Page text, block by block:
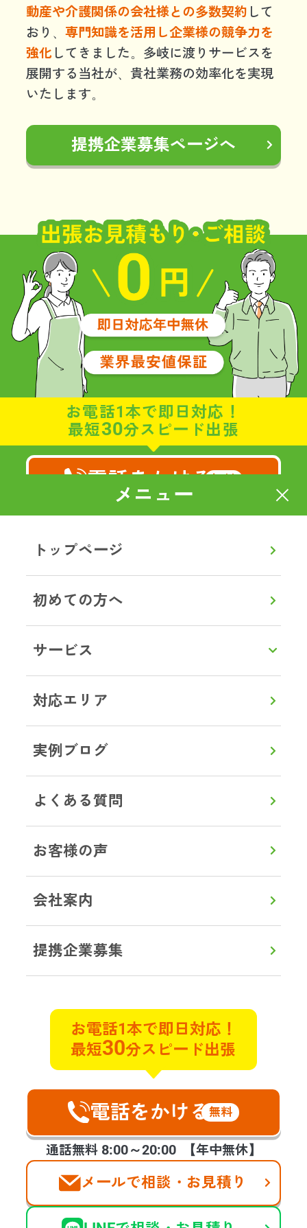
メニュー
トップページ
初めての方へ
サービス
対応エリア
実例ブログ
よくある質問
お客様の声
会社案内
提携企業募集
お電話1本で即日対応！
最短30分スピード出張
電話をかける無料
通話無料 8:00～20:00 【年中無休】
メールで相談・お見積り
動産や介護関係の会社様との多数契約 して
おり、専門知識を活用し企業様の競争力を
強化 してきました。多岐に渡りサービスを
展開する当社が、貴社業務の効率化を実現
いたします。
提携企業募集ページへ
お電話1本で即日対応！
最短30分スピード出張
電話をかける
通話無料8:00～20:00 【年中無休】
0120-357-664
通話無料8:00～20:00
メールで見積り・相談
初めての方へ対応エリアよくある質問
サービス
遺品整理遺品買取特殊清掃
不用品回収
貴重品探索ゴミ屋敷片付け遺品の合同供養
不動産整理･買取ハウスクリーニング空家整理
生前整理 福祉整理
お客様の声会社案内提携企業様の募集
©2025 days,Inc